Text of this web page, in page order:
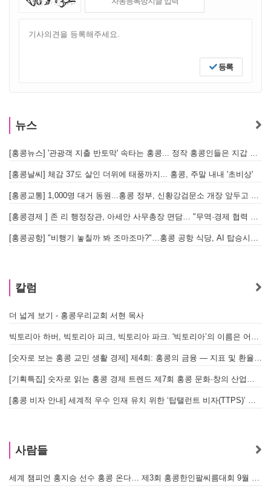
등록
뉴스
[홍콩뉴스] '관광객 지출 반토막' 속타는 홍콩... 정작 홍콩인들은 지갑 들고 해외로?
[홍콩날씨] 체감 37도 살인 더위에 태풍까지... 홍콩, 주말 내내 '초비상'
[홍콩교통] 1,000명 대거 동원...홍콩 정부, 신황강검문소 개장 앞두고 실전 훈련 돌입
[홍콩경제 ] 존 리 행정장관, 아세안 사무총장 면담… "무역·경제 협력 한층 강화한다"
[홍콩공항] "비행기 놓칠까 봐 조마조마?"…홍콩 공항 식당, AI 탑승시간 계산해 메뉴 추천해 준다
칼럼
더 넓게 보기 - 홍콩우리교회 서현 목사
빅토리아 하버, 빅토리아 피크, 빅토리아 파크. '빅토리아’의 이름은 어떻게 온 걸까? - [이승권 원장의 생활칼럼]
[숫자로 보는 홍콩 교민 생활 경제] 제4회: 홍콩의 금융 — 지표 및 환율, MPF 운영 현황
[기획특집] 숫자로 읽는 홍콩 경제 트렌드 제7회 홍콩 문화·창의 산업의 구조와 분야별 동향
[홍콩 비자 안내] 세계적 우수 인재 유치 위한 ‘탑탤런트 비자(TTPS)’ 주요 요건
사람들
세계 챔피언 홍지승 선수 홍콩 온다… 제3회 홍콩한인팔씨름대회 9월 12일 개최